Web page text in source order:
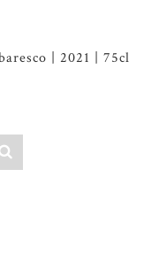
| 2021 | 75cl